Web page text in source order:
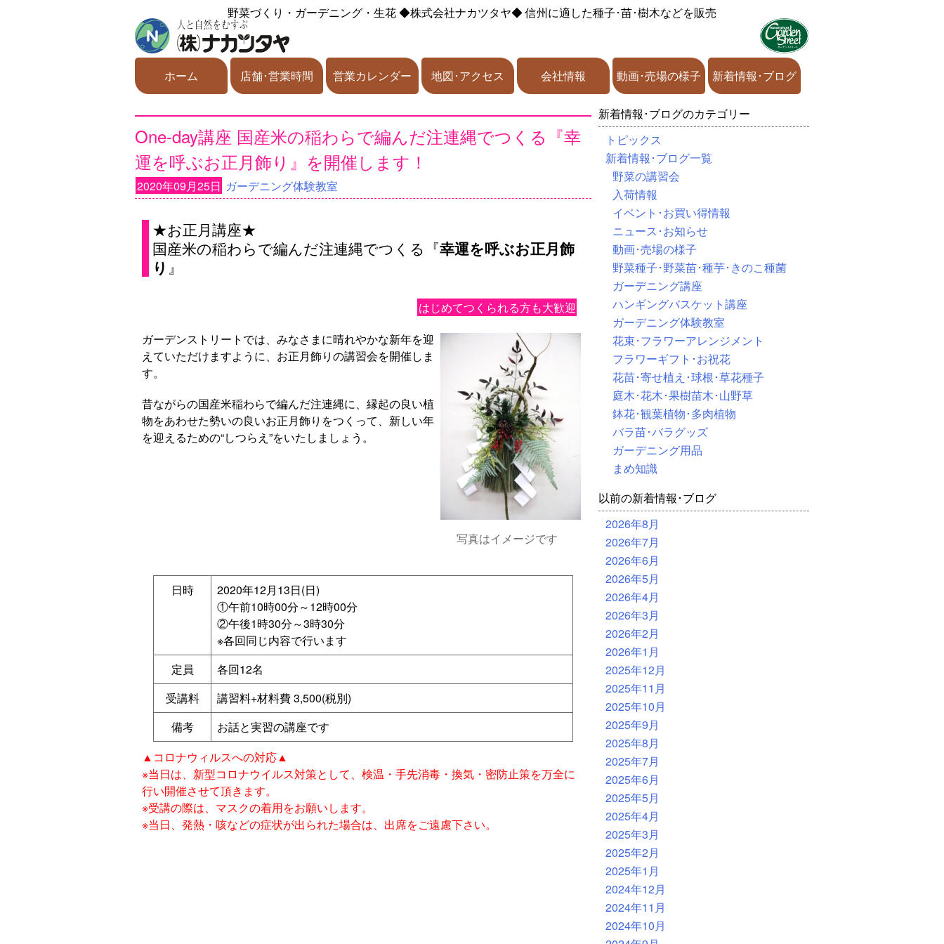
野菜づくり・ガーデニング・生花◆株式会社ナカツタヤ◆信州に適した種子･苗･樹木などを販売
ホーム 店舗･営業時間 営業カレンダー 地図･アクセス 会社情報 動画･売場の様子 新着情報･ブログ
One-day講座 国産米の稲わらで編んだ注連縄でつくる『幸
運を呼ぶお正月飾り』を開催します！
2020年09月25日 ガーデニング体験教室
★お正月講座★
国産米の稲わらで編んだ注連縄でつくる『幸運を呼ぶお正月飾
り 』
はじめてつくられる方も大歓迎
写真はイメージです
ガーデンストリートでは、みなさまに晴れやかな新年を迎
えていただけますように、お正月飾りの講習会を開催しま
す。
昔ながらの国産米稲わらで編んだ注連縄に、縁起の良い植
物をあわせた勢いの良いお正月飾りをつくって、新しい年
を迎えるための“しつらえ”をいたしましょう。
日時
2020年12月13日(日)
①午前10時00分～12時00分
②午後1時30分～3時30分
※各回同じ内容で行います
定員
各回12名
受講料
講習料+材料費 3,500(税別)
備考
お話と実習の講座です
▲コロナウィルスへの対応▲
※当日は、新型コロナウイルス対策として、検温・手先消毒・換気・密防止策を万全に
行い開催させて頂きます。
※受講の際は、マスクの着用をお願いします。
※当日、発熱・咳などの症状が出られた場合は、出席をご遠慮下さい。
新着情報･ブログのカテゴリー
トピックス
新着情報･ブログ一覧
野菜の講習会
入荷情報
イベント･お買い得情報
ニュース･お知らせ
動画･売場の様子
野菜種子･野菜苗･種芋･きのこ種菌
ガーデニング講座
ハンギングバスケット講座
ガーデニング体験教室
花束･フラワーアレンジメント
フラワーギフト･お祝花
花苗･寄せ植え･球根･草花種子
庭木･花木･果樹苗木･山野草
鉢花･観葉植物･多肉植物
バラ苗･バラグッズ
ガーデニング用品
まめ知識
以前の新着情報･ブログ
2026年8月
2026年7月
2026年6月
2026年5月
2026年4月
2026年3月
2026年2月
2026年1月
2025年12月
2025年11月
2025年10月
2025年9月
2025年8月
2025年7月
2025年6月
2025年5月
2025年4月
2025年3月
2025年2月
2025年1月
2024年12月
2024年11月
2024年10月